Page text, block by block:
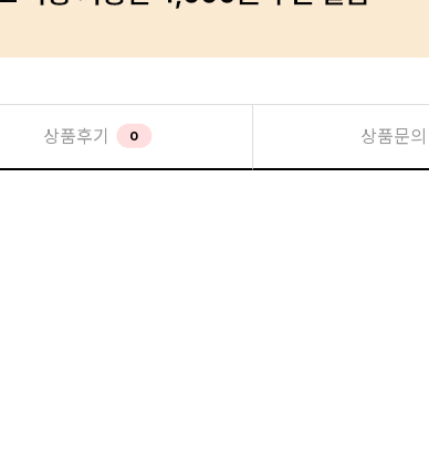
상품후기 0 상품문의